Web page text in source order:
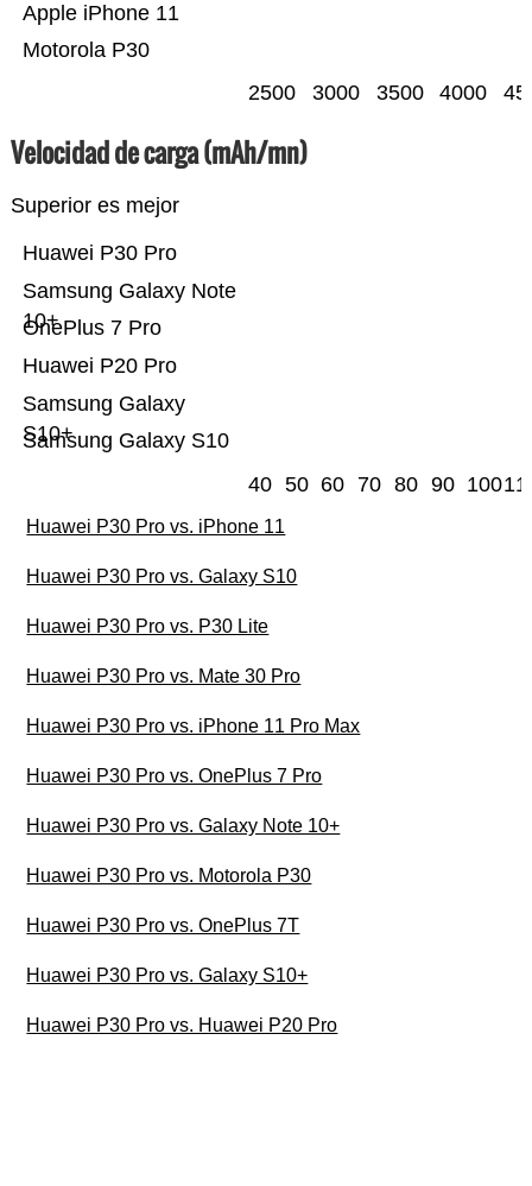
Motorola P30
Apple iPhone 11
2500 3000 3500 4000
Velocidad de carga (mAh/mn)
Superior es mejor
Samsung Galaxy S10
Samsung Galaxy
S10+
Huawei P20 Pro
OnePlus 7 Pro
Samsung Galaxy Note
10+
Huawei P30 Pro
40 50 60 70 80 90 100
Huawei P30 Pro vs. iPhone 11
Huawei P30 Pro vs. Galaxy S10
Huawei P30 Pro vs. P30 Lite
Huawei P30 Pro vs. Mate 30 Pro
Huawei P30 Pro vs. iPhone 11 Pro Max
Huawei P30 Pro vs. OnePlus 7 Pro
Huawei P30 Pro vs. Galaxy Note 10+
Huawei P30 Pro vs. Motorola P30
Huawei P30 Pro vs. OnePlus 7T
Huawei P30 Pro vs. Galaxy S10+
Huawei P30 Pro vs. Huawei P20 Pro